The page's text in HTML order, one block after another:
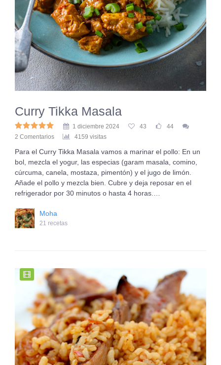
Curry Tikka Masala
1 diciembre 2024 43
44
2 Comentarios
4159 visitas
Para el Curry Tikka Masala vamos a marinar el pollo: En un
bol, mezcla el yogur, las especias (garam masala, comino,
cúrcuma, canela, mostaza, pimentón) y el jugo de limón.
Añade el pollo y mezcla bien. Cubre y deja reposar en el
refrigerador por 30 minutos o hasta 4 horas.…
Moha
21 recetas